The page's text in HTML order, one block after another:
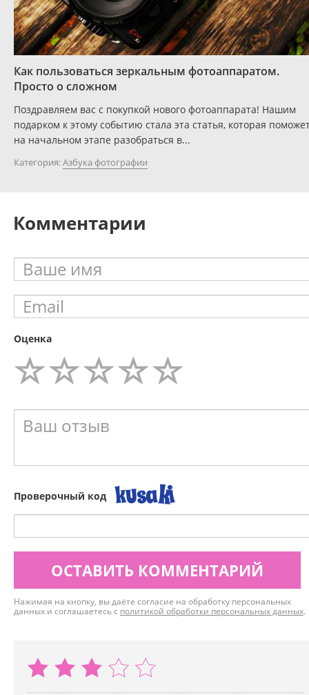
Как пользоваться зеркальным фотоаппаратом.
Просто о сложном
Поздравляем вас с покупкой нового фотоаппарата! Нашим
подарком к этому событию стала эта статья, которая
на начальном этапе разобраться в...
Категория:Азбука фотографии
Комментарии
Оценка
Проверочный код
ОСТАВИТЬ КОММЕНТАРИЙ
Нажимая на кнопку, вы даёте согласие на обработку персональных
данных и соглашаетесь с политикой обработки персональных данных.